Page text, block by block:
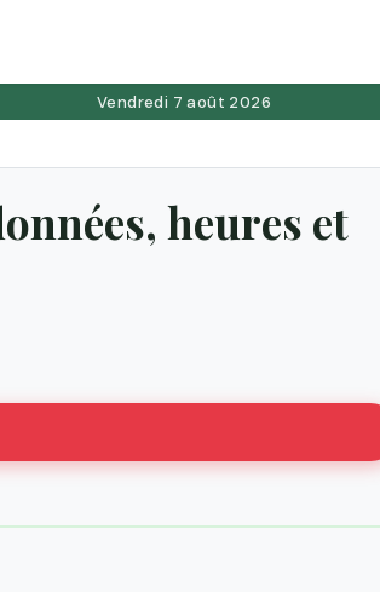
Vendredi 7 août 2026
heures et